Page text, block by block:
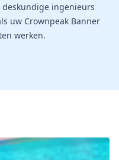
deskundige ingenieurs
uw Crownpeak Banner
werken.